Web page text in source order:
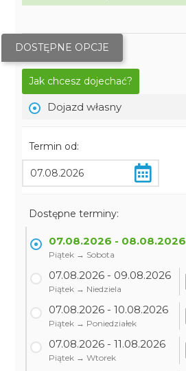
DOSTĘPNE OPCJE
Jak chcesz dojechać?
Dojazd własny
Termin od:
Dostępne terminy:
07.08.2026 - 08.08.2026
Piątek → Sobota
07.08.2026 - 09.08.2026
Piątek → Niedziela
07.08.2026 - 10.08.2026
Piątek → Poniedziałek
07.08.2026 - 11.08.2026
Piątek → Wtorek